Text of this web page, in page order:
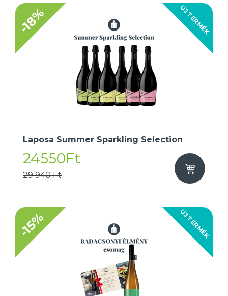
ÚJ TERMÉK
-18%
Laposa Summer Sparkling Selection
24550Ft
29 940 Ft
ÚJ TERMÉK
-15%